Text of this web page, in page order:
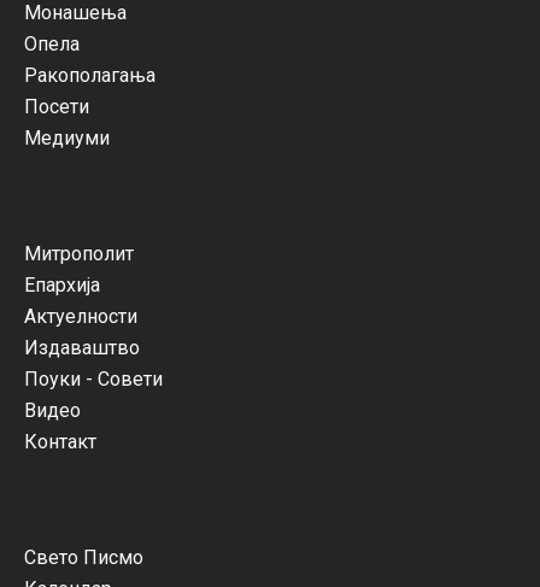
Монашења
Опела
Ракополагања
Посети
Медиуми
Митрополит
Епархија
Актуелности
Издаваштво
Поуки - Совети
Видео
Контакт
Свето Писмо